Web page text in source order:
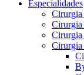
Especialidades
Cirurgia
Cirurgia
Cirurgia
Cirurgia